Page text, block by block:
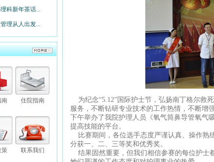
科新年茶话...
理从人出发...
南 住院指南
策 联系我们
为纪念“5.12”国际护士节，弘扬南丁格尔救
服务，不断钻研专业技术的工作热情，不断增
下午举办了我院护理人员《氧气筒鼻导管氧气
提高技能的平台。
比赛期间，各位选手态度严谨认真、操作熟
分获一、二、三等奖和优秀奖。
结果固然重要，但我们相信参赛的每位护士